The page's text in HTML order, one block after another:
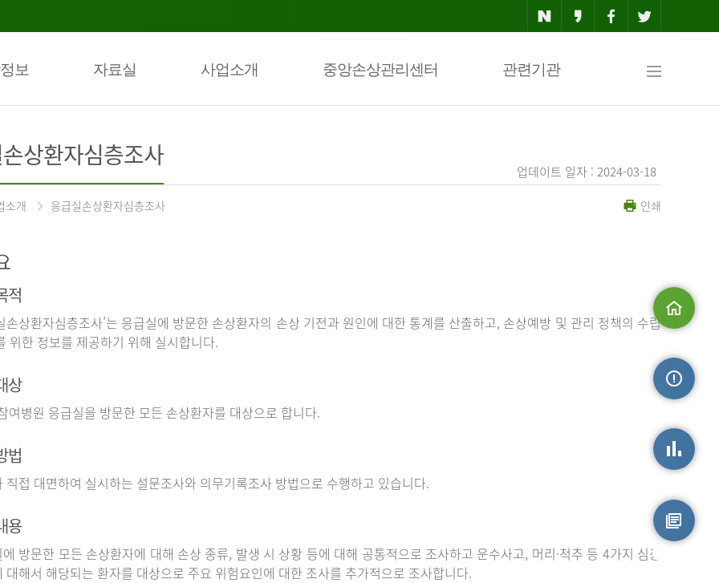
보 자료실 사업소개 중앙손상관리센터 관련기관
맵
업데이트 일자 : 2024-03-18
상환자심층조사
소개 응급실손상환자심층조사 인쇄
적
손상환자심층조사’는 응급실에 방문한 손상환자의 손상 기전과 원인에 대한 통계를 산출하고, 손상예방 및 관리 정책의 수립
위한 정보를 제공하기 위해 실시합니다.
상
여병원 응급실을 방문한 모든 손상환자를 대상으로 합니다.
법
직접 대면하여 실시하는 설문조사와 의무기록조사 방법으로 수행하고 있습니다.
용
방문한 모든 손상환자에 대해 손상 종류, 발생 시 상황 등에 대해 공통적으로 조사하고 운수사고, 머리·척추 등 4가지 심층
대해서 해당되는 환자를 대상으로 주요 위험요인에 대한 조사를 추가적으로 조사합니다.